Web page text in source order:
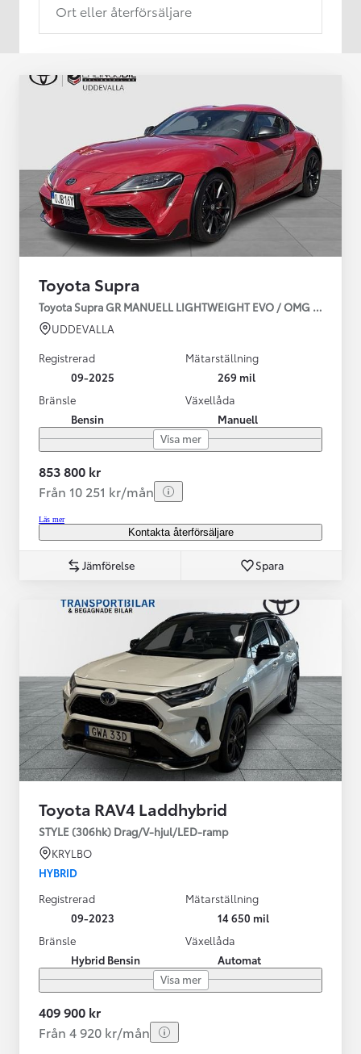
Ort eller återförsäljare
Toyota Supra
Toyota Supra GR MANUELL LIGHTWEIGHT EVO / OMG LEV!
UDDEVALLA
Registrerad
09-2025
Mätarställning
269 mil
Bränsle
Bensin
Växellåda
Manuell
Visa mer
853 800 kr
Från 10 251 kr/mån
Läs mer
Kontakta återförsäljare
Jämförelse Spara
Toyota RAV4 Laddhybrid
STYLE (306hk) Drag/V-hjul/LED-ramp
KRYLBO
HYBRID
Registrerad
09-2023
Mätarställning
14 650 mil
Bränsle
Hybrid Bensin
Växellåda
Automat
Visa mer
409 900 kr
Från 4 920 kr/mån